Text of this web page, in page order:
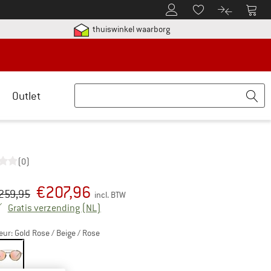
De klantenaccount
Naar deNaar de
hier! Opent in een infovak
thuiswinkel waarborgVind alle informatie hier!
Outlet
(0)
prijs :
€207,96 incl. BTW
Gratis verzending (NL)
Gold Rose / Beige / Rose